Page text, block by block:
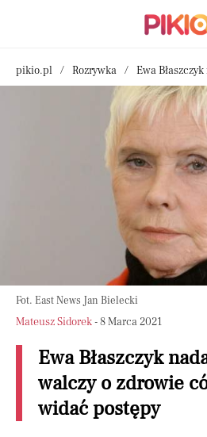
pikio.pl Rozrywka Ewa Błaszczyk nadal
Fot. East News Jan Bielecki
Mateusz Sidorek- 8 Marca 2021
Ewa Błaszczyk
walczy o zdrowie
widać postępy